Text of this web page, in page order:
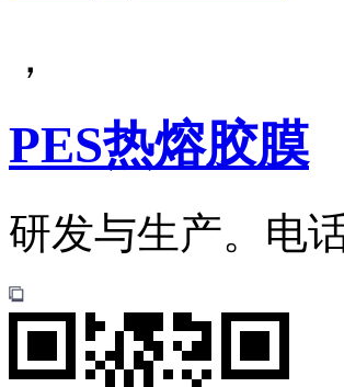
，
PES热熔胶膜
研发与生产。电